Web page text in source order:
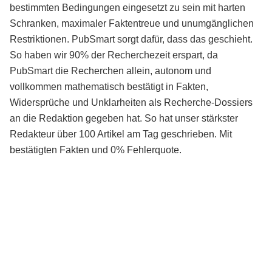
bestimmten Bedingungen eingesetzt zu sein mit harten
Schranken, maximaler Faktentreue und unumgänglichen
Restriktionen. PubSmart sorgt dafür, dass das geschieht.
So haben wir 90% der Recherchezeit erspart, da
PubSmart die Recherchen allein, autonom und
vollkommen mathematisch bestätigt in Fakten,
Widersprüche und Unklarheiten als Recherche-Dossiers
an die Redaktion gegeben hat. So hat unser stärkster
Redakteur über 100 Artikel am Tag geschrieben. Mit
bestätigten Fakten und 0% Fehlerquote.